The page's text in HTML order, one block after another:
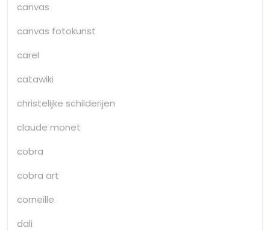
canvas
canvas fotokunst
carel
catawiki
christelijke schilderijen
claude monet
cobra
cobra art
corneille
dali